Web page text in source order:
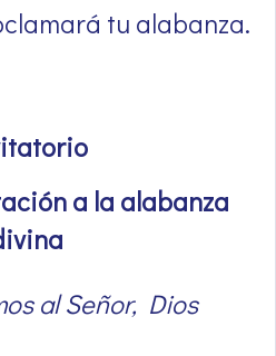
tu alabanza.
a la alabanza
al Señor, Dios